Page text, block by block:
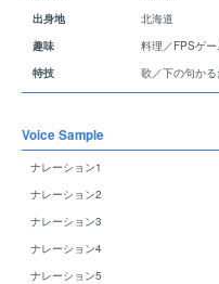
ファンレターについて
Top Page
出身地
北海道
趣味
料理／FPSゲー
特技
歌／下の句か
Voice Sample
ナレーション1
ナレーション2
ナレーション3
ナレーション4
ナレーション5